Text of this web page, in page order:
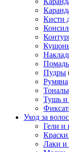
Кисти
Пудры
Румяна
Тушь и
Уход за
Гели и
Краски
Лаки и